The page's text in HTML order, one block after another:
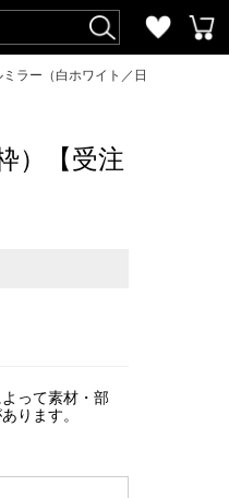
ラー（白ホワイト／日
）【受注
って素材・部
ります。